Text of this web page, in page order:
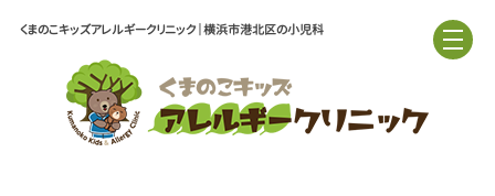
くまのこキッズアレルギークリニック｜横浜市港北区の小児科